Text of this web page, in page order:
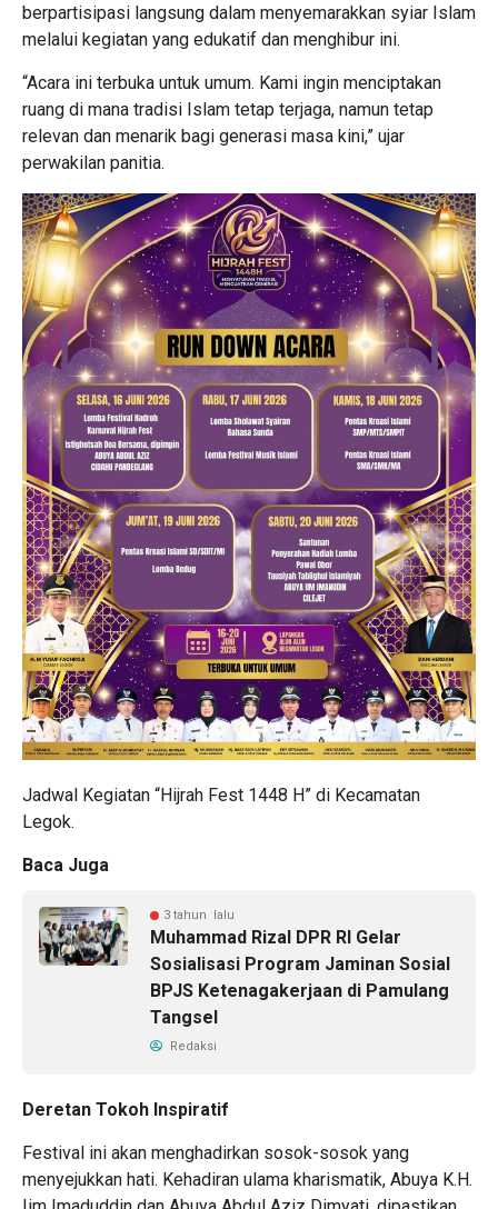
berpartisipasi langsung dalam menyemarakkan syiar Islam
melalui kegiatan yang edukatif dan menghibur ini.
“Acara ini terbuka untuk umum. Kami ingin menciptakan
ruang di mana tradisi Islam tetap terjaga, namun tetap
relevan dan menarik bagi generasi masa kini,” ujar
perwakilan panitia.
Jadwal Kegiatan “Hijrah Fest 1448 H” di Kecamatan
Legok.
Baca Juga
3 tahun lalu
Muhammad Rizal DPR RI Gelar
Sosialisasi Program Jaminan Sosial
BPJS Ketenagakerjaan di Pamulang
Tangsel
Redaksi
Deretan Tokoh Inspiratif
Festival ini akan menghadirkan sosok-sosok yang
menyejukkan hati. Kehadiran ulama kharismatik, Abuya K.H.